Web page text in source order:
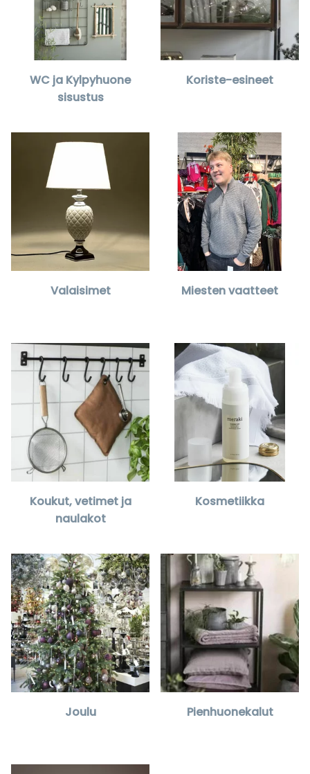
WC ja Kylpyhuone
sisustus
Koriste-esineet
Valaisimet Miesten vaatteet
Koukut, vetimet ja
naulakot
Kosmetiikka
Joulu Pienhuonekalut